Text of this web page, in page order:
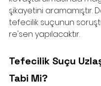
şikayetini aramamıştır.
tefecilik suçunun
re'sen yapılacaktır.
Tefecilik Suçu
Tabi Mi?